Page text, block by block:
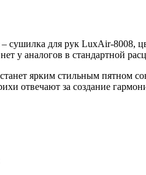
сушилка для рук LuxAir-8008,
у аналогов в стандартной
ярким стильным пятном
отвечают за создание